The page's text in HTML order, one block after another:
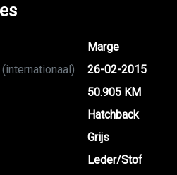
Marge
26-02-2015
50.905 KM
Hatchback
Grijs
Leder/Stof